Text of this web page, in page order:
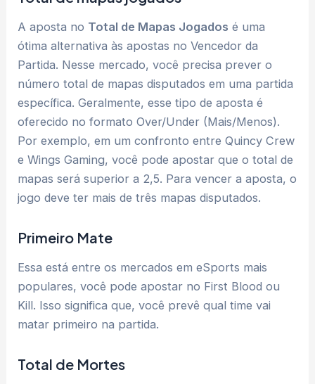
A aposta no Total de Mapas Jogados é uma
ótima alternativa às apostas no Vencedor da
Partida. Nesse mercado, você precisa prever o
número total de mapas disputados em uma partida
específica. Geralmente, esse tipo de aposta é
oferecido no formato Over/Under (Mais/Menos).
Por exemplo, em um confronto entre Quincy Crew
e Wings Gaming, você pode apostar que o total de
mapas será superior a 2,5. Para vencer a aposta, o
jogo deve ter mais de três mapas disputados.
Primeiro Mate
Essa está entre os mercados em eSports mais
populares, você pode apostar no First Blood ou
Kill. Isso significa que, você prevê qual time vai
matar primeiro na partida.
Total de Mortes